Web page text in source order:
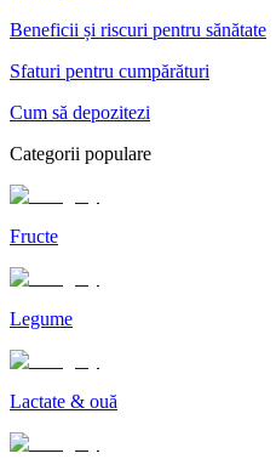
Beneficii și riscuri pentru sănătate
Sfaturi pentru cumpărături
Cum să depozitezi
Categorii populare
Fructe
Legume
Lactate & ouă